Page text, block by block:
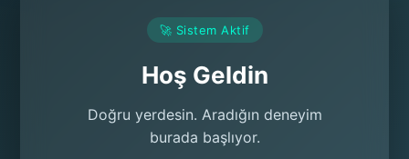
🚀 Sistem Aktif
Hoş Geldin
Doğru yerdesin. Aradığın deneyim
burada başlıyor.